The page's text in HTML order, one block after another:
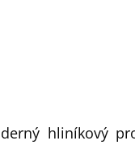
hliníkový